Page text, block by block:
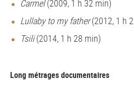
Carmel(2009, 1 h 32 min)
Lullaby to my father(2012, 1 h
Tsili(2014, 1 h 28 min)
Long métrages documentaires